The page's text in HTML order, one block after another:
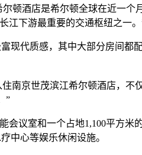
顿酒店是希尔顿全球在近一
江下游最重要的交通枢纽之一。
现代质感，其中大部分房间
南京世茂滨江希尔顿酒店，
”
会议室和一个占地1,100平方
中心等娱乐休闲设施。